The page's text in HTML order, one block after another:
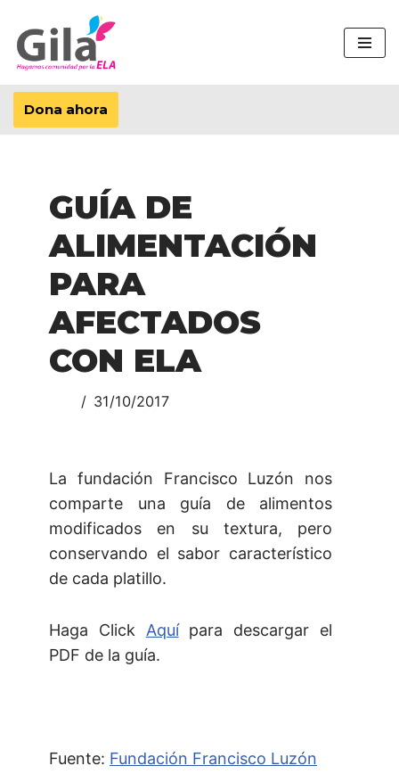
Saltar
al
contenido
Dona ahora
GUÍA DE
ALIMENTACIÓN
PARA
AFECTADOS
CON ELA
31/10/2017
La fundación Francisco Luzón nos
comparte una guía de alimentos
modificados en su textura, pero
conservando el sabor característico
de cada platillo.
Haga Click Aquípara descargar el
PDF de la guía.
Fuente: Fundación Francisco Luzón